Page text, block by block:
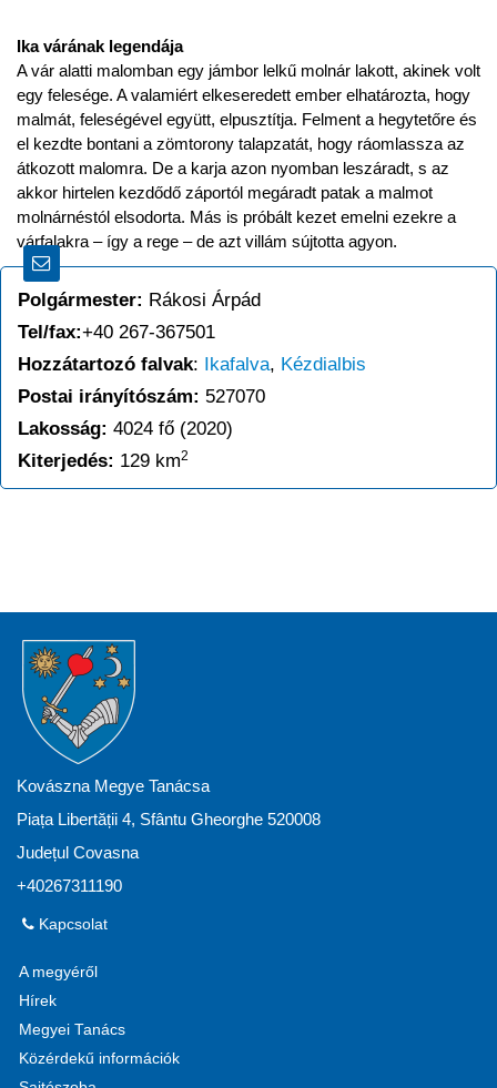
Ika várának legendája
A vár alatti malomban egy jámbor lelkű molnár lakott, akinek volt
egy felesége. A valamiért elkeseredett ember elhatározta, hogy
malmát, feleségével együtt, elpusztítja. Felment a hegytetőre és
el kezdte bontani a zömtorony talapzatát, hogy ráomlassza az
átkozott malomra. De a karja azon nyomban leszáradt, s az
akkor hirtelen kezdődő záportól megáradt patak a malmot
molnárnéstól elsodorta. Más is próbált kezet emelni ezekre a
várfalakra – így a rege – de azt villám sújtotta agyon.
Polgármester: Rákosi Árpád
Tel/fax:+40 267-367501
Hozzátartozó falvak: Ikafalva, Kézdialbis
Postai irányítószám: 527070
Lakosság: 4024 fő (2020)
Kiterjedés: 129 km2
Kovászna Megye Tanácsa
Piața Libertății 4, Sfântu Gheorghe 520008
Județul Covasna
+40267311190
Kapcsolat
A megyéről
Hírek
Megyei Tanács
Közérdekű információk